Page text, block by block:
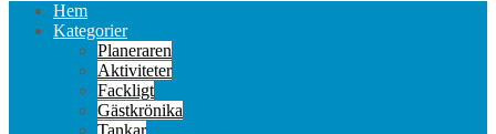
Hem
Kategorier
Planeraren
Aktiviteter
Fackligt
Gästkrönika